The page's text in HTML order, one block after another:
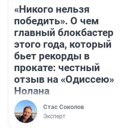
«Никого нельзя
победить». О чем
главный блокбастер
этого года, который
бьет рекорды в
прокате: честный
отзыв на «Одиссею»
Нолана
Стас Соколов
Эксперт